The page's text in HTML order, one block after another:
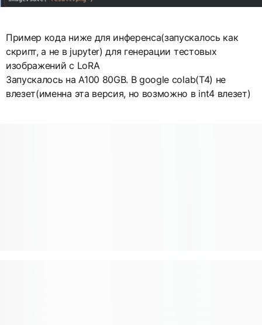
Пример кода ниже для инференса(запускалось как
скрипт, а не в jupyter) для генерации тестовых
изображений с LoRA
Запускалось на A100 80GB. В google colab(T4) не
влезет(именна эта версия, но возможно в int4 влезет)